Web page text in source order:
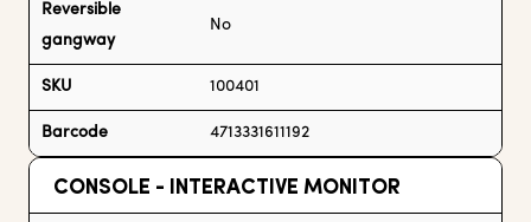
Reversible
gangway
No
SKU 100401
Barcode 4713331611192
CONSOLE - INTERACTIVE MONITOR